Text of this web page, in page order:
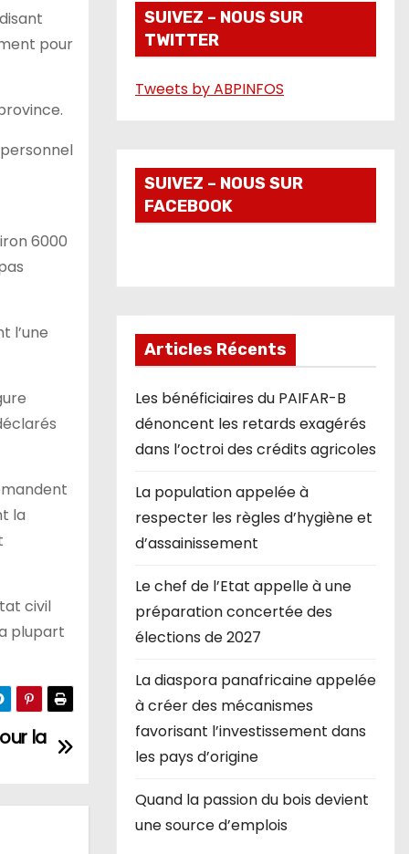
pour
6000
l’une
la
civil
plupart
la
o
SUIVEZ – NOUS SUR
TWITTER
Tweets by ABPINFOS
SUIVEZ – NOUS SUR
FACEBOOK
Articles Récents
Les bénéficiaires du PAIFAR-B
dénoncent les retards exagérés
dans l’octroi des crédits agricoles
La population appelée à
respecter les règles d’hygiène et
d’assainissement
Le chef de l’Etat appelle à une
préparation concertée des
élections de 2027
La diaspora panafricaine appelée
à créer des mécanismes
favorisant l’investissement dans
les pays d’origine
Quand la passion du bois devient
une source d’emplois